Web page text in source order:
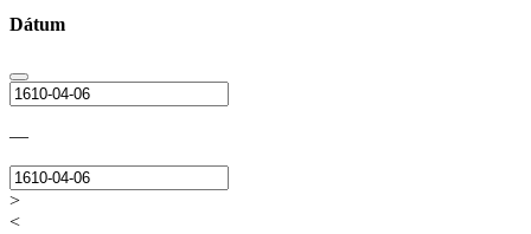
Dátum
—
>
<